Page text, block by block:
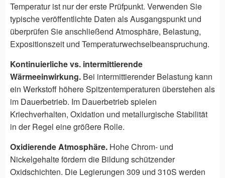
Temperatur ist nur der erste Prüfpunkt. Verwenden Sie
typische veröffentlichte Daten als Ausgangspunkt und
überprüfen Sie anschließend Atmosphäre, Belastung,
Expositionszeit und Temperaturwechselbeanspruchung.
Kontinuierliche vs. intermittierende
Wärmeeinwirkung. Bei intermittierender Belastung kann
ein Werkstoff höhere Spitzentemperaturen überstehen als
im Dauerbetrieb. Im Dauerbetrieb spielen
Kriechverhalten, Oxidation und metallurgische Stabilität
in der Regel eine größere Rolle.
Oxidierende Atmosphäre. Hohe Chrom- und
Nickelgehalte fördern die Bildung schützender
Oxidschichten. Die Legierungen 309 und 310S werden